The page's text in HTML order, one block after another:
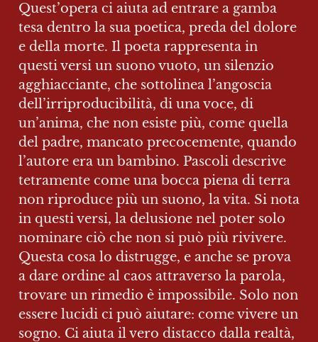
Quest’opera ci aiuta ad entrare a gamba
tesa dentro la sua poetica, preda del dolore
e della morte. Il poeta rappresenta in
questi versi un suono vuoto, un silenzio
agghiacciante, che sottolinea l’angoscia
dell’irriproducibilità, di una voce, di
un’anima, che non esiste più, come quella
del padre, mancato precocemente, quando
l’autore era un bambino. Pascoli descrive
tetramente come una bocca piena di terra
non riproduce più un suono, la vita. Si nota
in questi versi, la delusione nel poter solo
nominare ciò che non si può più rivivere.
Questa cosa lo distrugge, e anche se prova
a dare ordine al caos attraverso la parola,
trovare un rimedio è impossibile. Solo non
essere lucidi ci può aiutare: come vivere un
sogno. Ci aiuta il vero distacco dalla realtà,